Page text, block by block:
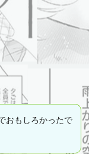
おもしろかったで